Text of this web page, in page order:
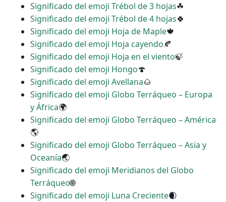
Significado del emoji Trébol de 3 hojas☘
Significado del emoji Trébol de 4 hojas🍀
Significado del emoji Hoja de Maple🍁
Significado del emoji Hoja cayendo🍂
Significado del emoji Hoja en el viento🍃
Significado del emoji Hongo🍄
Significado del emoji Avellana🌰
Significado del emoji Globo Terráqueo – Europa
y África🌍
Significado del emoji Globo Terráqueo – América
🌎
Significado del emoji Globo Terráqueo – Asia y
Oceanía🌏
Significado del emoji Meridianos del Globo
Terráqueo🌐
Significado del emoji Luna Creciente🌒